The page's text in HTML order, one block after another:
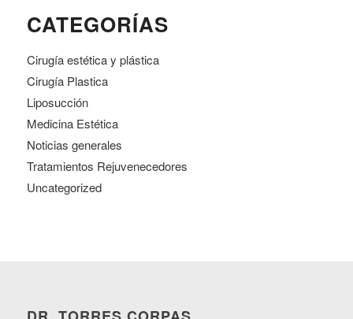
CATEGORÍAS
Cirugía estética y plástica
Cirugía Plastica
Liposucción
Medicina Estética
Noticias generales
Tratamientos Rejuvenecedores
Uncategorized